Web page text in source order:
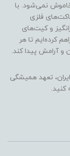
نمی‌شود. با
فلزی
و کیت‌های
کرده‌ایم تا هر
و آرامش پیدا کند.
تعهد همیشگی